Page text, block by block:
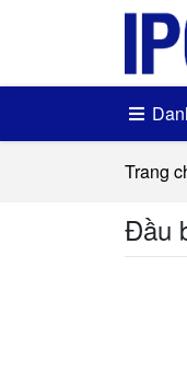
Trang
Đầu